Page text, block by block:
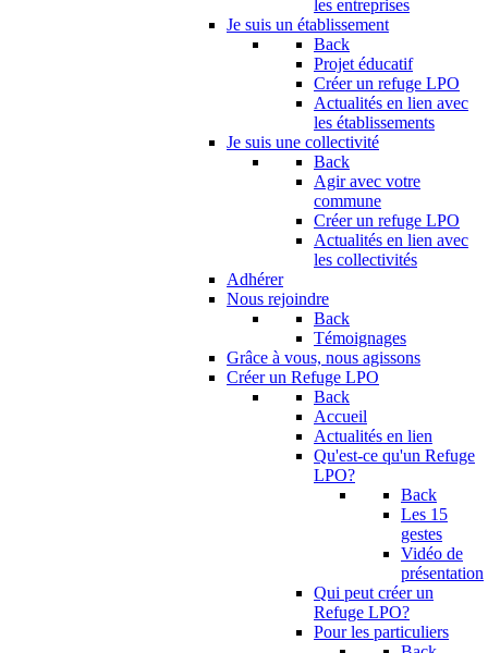
les entreprises
Je suis un établissement
Back
Projet éducatif
Créer un refuge LPO
Actualités en lien avec
les établissements
Je suis une collectivité
Back
Agir avec votre
commune
Créer un refuge LPO
Actualités en lien avec
les collectivités
Adhérer
Nous rejoindre
Back
Témoignages
Grâce à vous, nous agissons
Créer un Refuge LPO
Back
Accueil
Actualités en lien
Qu'est-ce qu'un Refuge
LPO?
Back
Les 15
gestes
Vidéo de
présentation
Qui peut créer un
Refuge LPO?
Pour les particuliers